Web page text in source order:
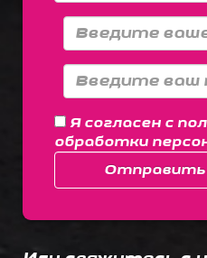
Я согласен с
обработки
Отправить